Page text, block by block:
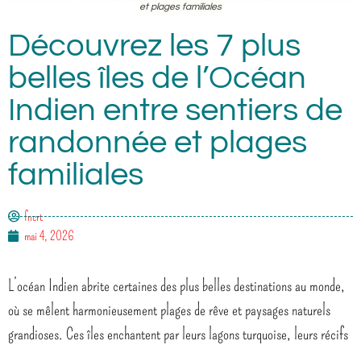
et plages familiales
Découvrez les 7 plus
belles îles de l’Océan
Indien entre sentiers de
randonnée et plages
familiales
fncrt
mai 4, 2026
L’océan Indien abrite certaines des plus belles destinations au monde,
où se mêlent harmonieusement plages de rêve et paysages naturels
grandioses. Ces îles enchantent par leurs lagons turquoise, leurs récifs